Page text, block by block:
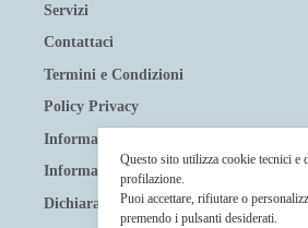
Servizi
Contattaci
Termini e Condizioni
Policy Privacy
Informativa sui Cookies
Informative privacy
Dichiarazione di accessibilità
Questo sito utilizza cookie tecnici e
profilazione.
Puoi accettare, rifiutare o
premendo i pulsanti desiderati.